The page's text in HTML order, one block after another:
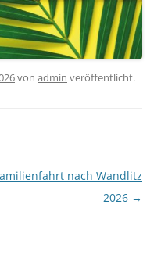
von admin veröffentlicht.
nach Wandlitz
2026 →